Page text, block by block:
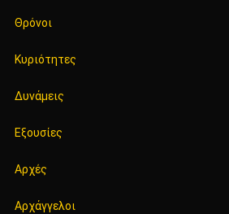
Θρόνοι
Κυριότητες
Δυνάμεις
Εξουσίες
Αρχές
Αρχάγγελοι